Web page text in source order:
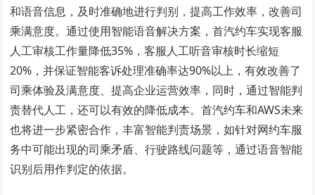
和语音信息，及时准确地进行判别，提高工作效率，改善司
乘满意度。通过使用智能语音解决方案，首汽约车实现客服
人工审核工作量降低35%，客服人工听音审核时长缩短
20%，并保证智能客诉处理准确率达90%以上，有效改善了
司乘体验及满意度、提高企业运营效率，同时，通过智能判
责替代人工，还可以有效的降低成本。首汽约车和AWS未来
也将进一步紧密合作，丰富智能判责场景，如针对网约车服
务中可能出现的司乘矛盾、行驶路线问题等，通过语音智能
识别后用作判定的依据。